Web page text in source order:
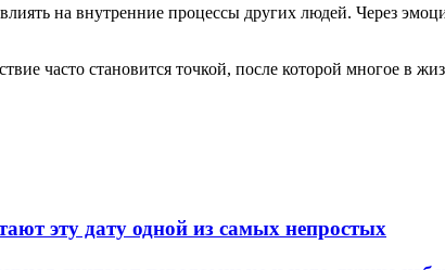
на внутренние процессы других людей. Через
часто становится точкой, после которой многое в
эту дату одной из самых непростых